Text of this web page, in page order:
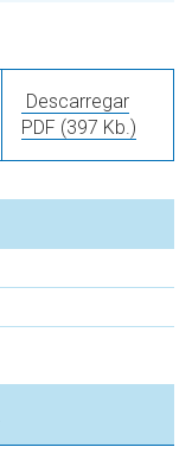
Descarregar
PDF (397 Kb.)